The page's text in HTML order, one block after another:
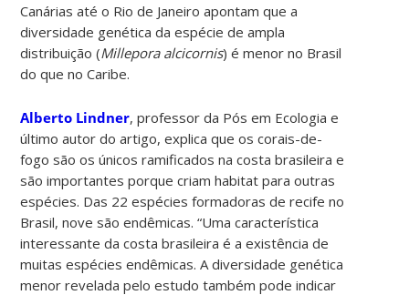
Canárias até o Rio de Janeiro apontam que a
diversidade genética da espécie de ampla
distribuição (Millepora alcicornis) é menor no Brasil
do que no Caribe.
Alberto Lindner, professor da Pós em Ecologia e
último autor do artigo, explica que os corais-de-
fogo são os únicos ramificados na costa brasileira e
são importantes porque criam habitat para outras
espécies. Das 22 espécies formadoras de recife no
Brasil, nove são endêmicas. “Uma característica
interessante da costa brasileira é a existência de
muitas espécies endêmicas. A diversidade genética
menor revelada pelo estudo também pode indicar